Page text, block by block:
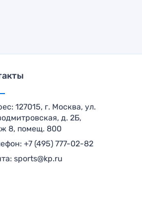
127015, г. Москва, ул.
д. 2Б,
8, помещ. 800
+7 (495) 777-02-82
sports@kp.ru